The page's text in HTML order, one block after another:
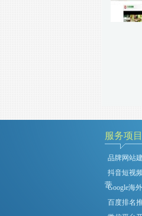
服务项目
品牌网站
抖音短视
营Google海
百度排名